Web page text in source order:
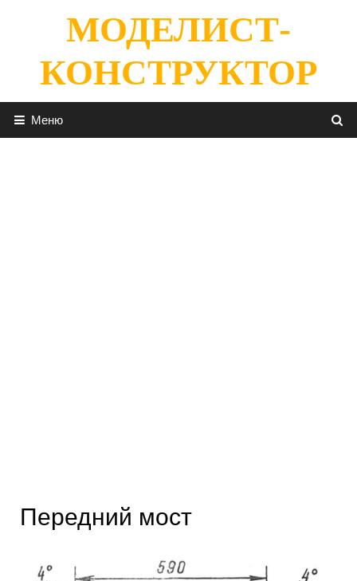
содержимомуМОДЕЛИСТ-
КОНСТРУКТОР
Меню
Передний мост